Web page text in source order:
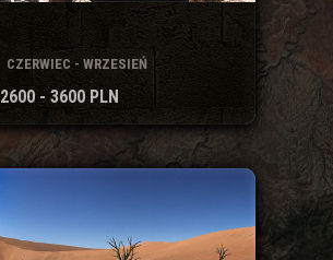
CZERWIEC - WRZESIEŃ
2600 - 3600 PLN